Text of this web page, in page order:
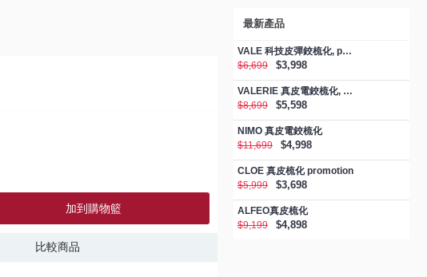
最新產品
VALE 科技皮彈鉸梳化, promotion
$6,699
$3,998
VALERIE 真皮電鉸梳化, promotion
$8,699
$5,598
NIMO 真皮電鉸梳化
$11,699
$4,998
CLOE 真皮梳化 promotion
$5,999
$3,698
ALFEO真皮梳化
$9,199
$4,898
加到購物籃
比較商品